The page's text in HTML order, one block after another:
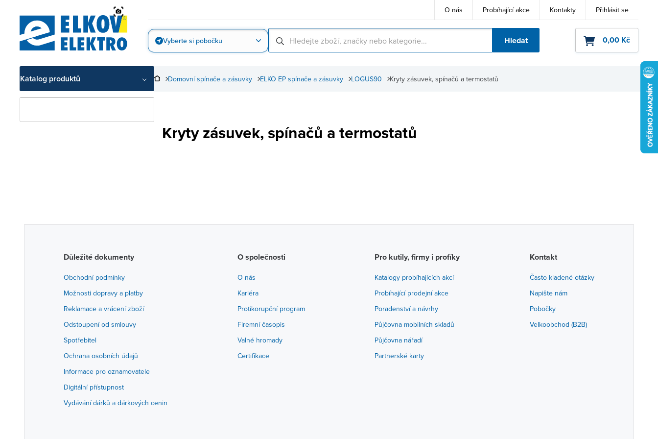
O nás Probíhající akce Kontakty Přihlásit se
Vyberte si pobočku Hledat 0,00 Kč
Katalog produktů Kryty zásuvek, spínačů a termostatů
LOGUS90
ELKO EP spínače a zásuvky
Domovní spínače a zásuvky
Kryty zásuvek, spínačů a termostatů
Důležité dokumenty
Obchodní podmínky
Možnosti dopravy a platby
Reklamace a vrácení zboží
Odstoupení od smlouvy
Spotřebitel
Ochrana osobních údajů
Informace pro oznamovatele
Digitální přístupnost
Vydávání dárků a dárkových cenin
O společnosti
O nás
Kariéra
Protikorupční program
Firemní časopis
Valné hromady
Certifikace
Pro kutily, firmy i profíky
Katalogy probíhajících akcí
Probíhající prodejní akce
Poradenství a návrhy
Půjčovna mobilních skladů
Půjčovna nářadí
Partnerské karty
Kontakt
Často kladené otázky
Napište nám
Pobočky
Velkoobchod (B2B)